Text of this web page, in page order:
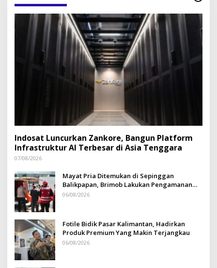
Indosat Luncurkan Zankore, Bangun Platform
Infrastruktur AI Terbesar di Asia Tenggara
07/08/2026
Mayat Pria Ditemukan di Sepinggan
Balikpapan, Brimob Lakukan Pengamanan
TKP
06/08/2026
Fotile Bidik Pasar Kalimantan, Hadirkan
Produk Premium Yang Makin Terjangkau
06/08/2026